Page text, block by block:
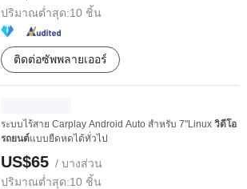
ปริมาณต่ำสุด:10 ชิ้น
ติดต่อซัพพลายเออร์
ระบบไร้สาย Carplay Android Auto สำหรับ 7"Linux วิดีโอ
รถยนต์แบบยืดหดได้ทั่วไป
US$65 / บางส่วน
ปริมาณต่ำสุด:10 ชิ้น